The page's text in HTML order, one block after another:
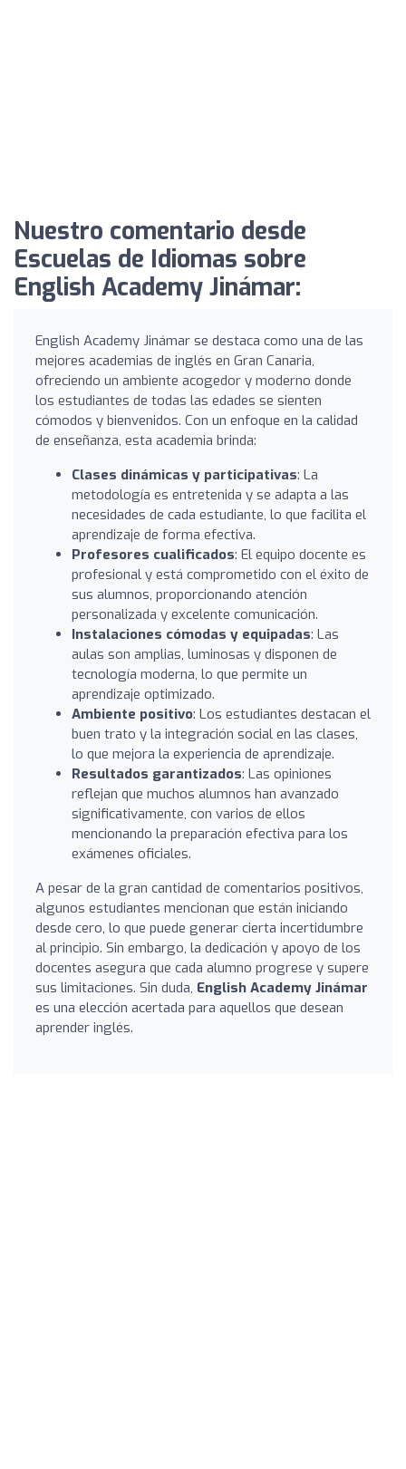
Nuestro comentario desde
Escuelas de Idiomas sobre
English Academy Jinámar:
English Academy Jinámar se destaca como una de las
mejores academias de inglés en Gran Canaria,
ofreciendo un ambiente acogedor y moderno donde
los estudiantes de todas las edades se sienten
cómodos y bienvenidos. Con un enfoque en la calidad
de enseñanza, esta academia brinda:
Clases dinámicas y participativas: La
metodología es entretenida y se adapta a las
necesidades de cada estudiante, lo que facilita el
aprendizaje de forma efectiva.
Profesores cualificados: El equipo docente es
profesional y está comprometido con el éxito de
sus alumnos, proporcionando atención
personalizada y excelente comunicación.
Instalaciones cómodas y equipadas: Las
aulas son amplias, luminosas y disponen de
tecnología moderna, lo que permite un
aprendizaje optimizado.
Ambiente positivo: Los estudiantes destacan el
buen trato y la integración social en las clases,
lo que mejora la experiencia de aprendizaje.
Resultados garantizados: Las opiniones
reflejan que muchos alumnos han avanzado
significativamente, con varios de ellos
mencionando la preparación efectiva para los
exámenes oficiales.
A pesar de la gran cantidad de comentarios positivos,
algunos estudiantes mencionan que están iniciando
desde cero, lo que puede generar cierta incertidumbre
al principio. Sin embargo, la dedicación y apoyo de los
docentes asegura que cada alumno progrese y supere
sus limitaciones. Sin duda, English Academy Jinámar
es una elección acertada para aquellos que desean
aprender inglés.